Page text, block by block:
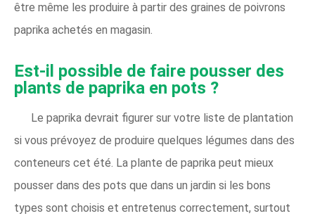
être même les produire à partir des graines de poivrons
paprika achetés en magasin.
Est-il possible de faire pousser des
plants de paprika en pots ?
Le paprika devrait figurer sur votre liste de plantation
si vous prévoyez de produire quelques légumes dans des
conteneurs cet été. La plante de paprika peut mieux
pousser dans des pots que dans un jardin si les bons
types sont choisis et entretenus correctement, surtout